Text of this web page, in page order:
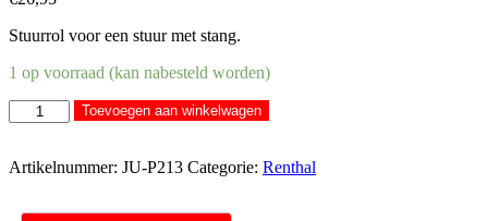
Stuurrol voor een stuur met stang.
1 op voorraad (kan nabesteld worden)
Renthal
Stuurrol
P213
Toevoegen aan winkelwagen
Artikelnummer: JU-P213 Categorie: Renthal